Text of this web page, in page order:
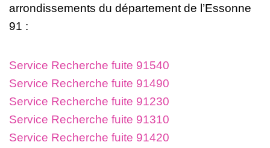
arrondissements du département de l’Essonne
91 :
Service Recherche fuite 91540
Service Recherche fuite 91490
Service Recherche fuite 91230
Service Recherche fuite 91310
Service Recherche fuite 91420